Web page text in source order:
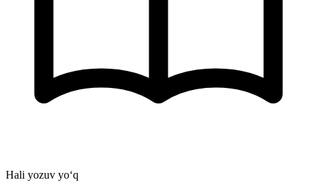
Hali yozuv yo‘q